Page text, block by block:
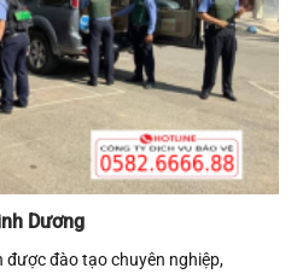
Dương
được đào tạo chuyên nghiệp,